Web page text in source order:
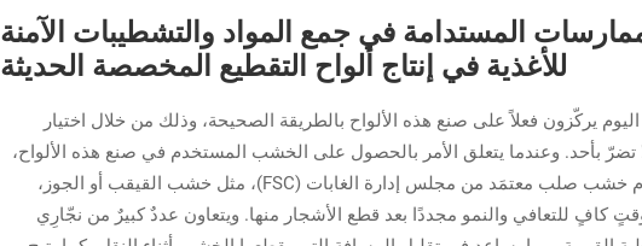
المستدامة في جمع المواد والتشطيبات الآمنة
للأغذية في إنتاج ألواح التقطيع المخصصة الحديثة
يركّزون فعلاً على صنع هذه الألواح بالطريقة الصحيحة، وذلك من خلال اختيار
لا تضرّ بأحد. وعندما يتعلق الأمر بالحصول على الخشب المستخدم في صنع هذه الألواح،
فإن أغلب المصنِّعين يبدأون باستخدام خشب صلب معتمَد من مجلس إدارة الغابات (FSC)، مثل خشب القيقب أو الجوز،
كافٍ للتعافي والنمو مجددًا بعد قطع الأشجار منها. ويتعاون عددٌ كبيرٌ من نجّارِي